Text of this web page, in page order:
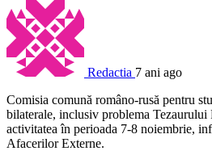
Redactia 7 ani ago
Comisia comună româno-rusă pentru
bilaterale, inclusiv problema Tezaurului
activitatea în perioada 7-8 noiembrie,
Afacerilor Externe.